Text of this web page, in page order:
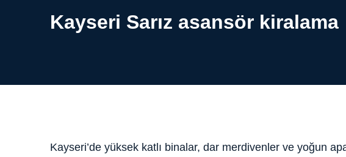
Kayseri Sarız asansör kiralama
Kayseri’de yüksek katlı binalar, dar merdivenler ve yoğun